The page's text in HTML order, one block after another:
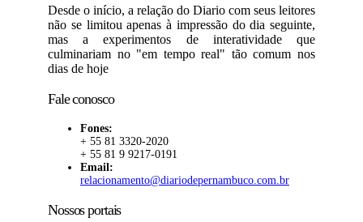
Desde o início, a relação do Diario com seus leitores
não se limitou apenas à impressão do dia seguinte,
mas a experimentos de interatividade que
culminariam no "em tempo real" tão comum nos
dias de hoje
Fale conosco
Fones:
+ 55 81 3320-2020
+ 55 81 9 9217-0191
Email:
relacionamento@diariodepernambuco.com.br
Nossos portais